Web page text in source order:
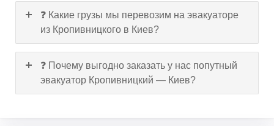
❓ Какие грузы мы перевозим на эвакуаторе
из Кропивницкого в Киев?
❓ Почему выгодно заказать у нас попутный
эвакуатор Кропивницкий — Киев?